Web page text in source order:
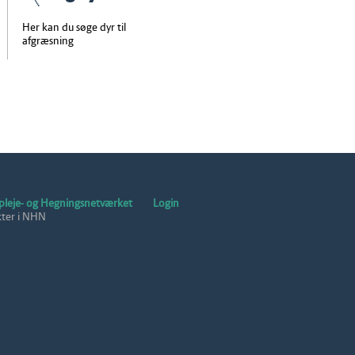
Her kan du søge dyr til
afgræsning
og Hegningsnetværket
i NHN
Login